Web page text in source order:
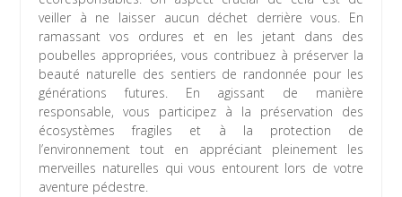
veiller à ne laisser aucun déchet derrière vous. En
ramassant vos ordures et en les jetant dans des
poubelles appropriées, vous contribuez à préserver la
beauté naturelle des sentiers de randonnée pour les
générations futures. En agissant de manière
responsable, vous participez à la préservation des
écosystèmes fragiles et à la protection de
l’environnement tout en appréciant pleinement les
merveilles naturelles qui vous entourent lors de votre
aventure pédestre.